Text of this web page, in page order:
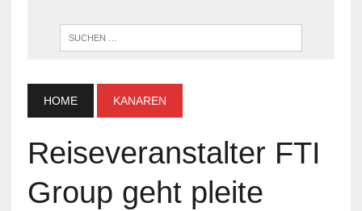
HOME KANAREN
Reiseveranstalter FTI
Group geht pleite